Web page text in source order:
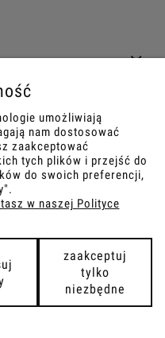
umożliwiają
nam dostosować
zaakceptować
tych plików i przejść do
do swoich preferencji,
w naszej Polityce
zaakceptuj
tylko
niezbędne